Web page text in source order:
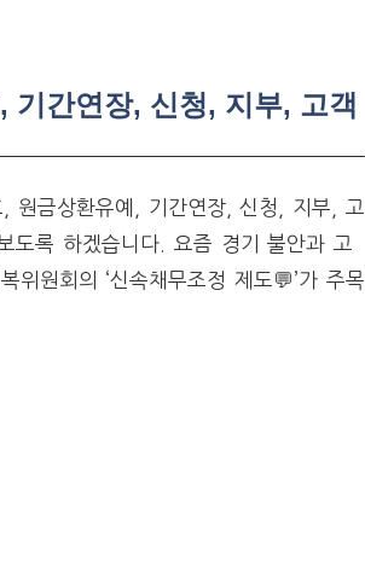
기간연장, 신청, 지부, 고객
원금상환유예, 기간연장, 신청, 지부, 고
도록 하겠습니다. 요즘 경기 불안과 고
원회의 ‘신속채무조정 제도💬’가 주목